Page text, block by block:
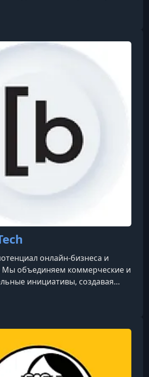
Ассоциации
России. Она входит в
и ASP, выступала спикером
площадках — от
жилищного конгресса в
Петербурге и Сочи до
школы дизайна.Как
недвижимости, Ирина
онлайн-бизнеса и
Мы объединяем коммерческие и
инициативы, создавая
продукты.
курсы в открытом доступе и
в сфере edTech.